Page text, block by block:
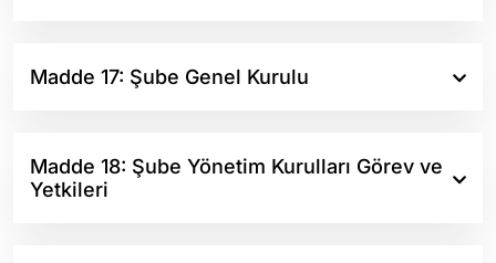
Madde 17: Şube Genel Kurulu
Madde 18: Şube Yönetim Kurulları Görev ve
Yetkileri